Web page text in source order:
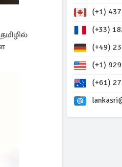
(+1)
(+33)
(+49)
(+1)
(+61)